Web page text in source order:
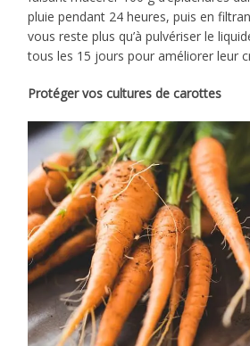
pluie pendant 24 heures, puis en
vous reste plus qu’à pulvériser le
tous les 15 jours pour améliorer leur
Protéger vos cultures de carottes